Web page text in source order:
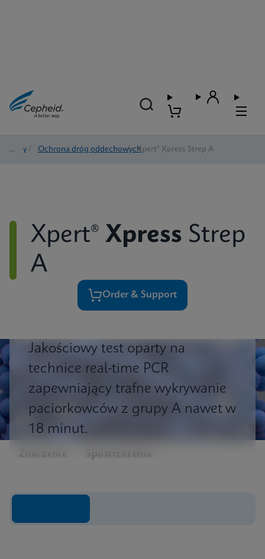
Testy / Ochrona dróg oddechowych
/ Xpert® Xpress Strep A
Xpert® Xpress Strep
A
Order & Support
Jakościowy test oparty na
technice real-time PCR
zapewniający trafne wykrywanie
paciorkowców z grupy A nawet w
18 minut.
Znaczenie Spostrzeżenia